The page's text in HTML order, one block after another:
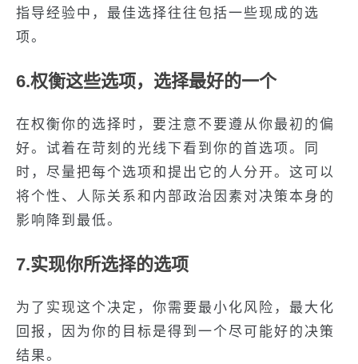
指导经验中，最佳选择往往包括一些现成的选
项。
6.权衡这些选项，选择最好的一个
在权衡你的选择时，要注意不要遵从你最初的偏
好。试着在苛刻的光线下看到你的首选项。同
时，尽量把每个选项和提出它的人分开。这可以
将个性、人际关系和内部政治因素对决策本身的
影响降到最低。
7.实现你所选择的选项
为了实现这个决定，你需要最小化风险，最大化
回报，因为你的目标是得到一个尽可能好的决策
结果。